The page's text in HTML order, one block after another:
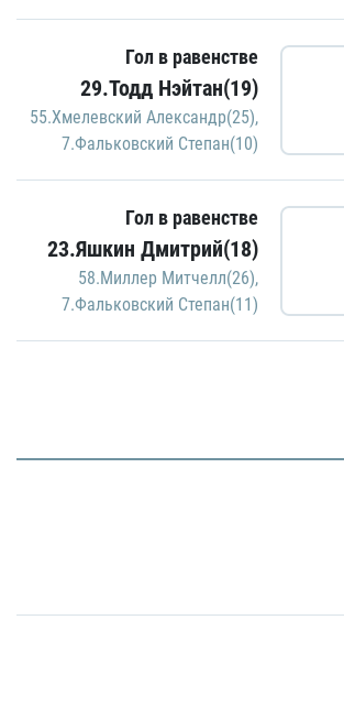
Гол в равенстве
29.Тодд Нэйтан(19)
55.Хмелевский Александр(25),
7.Фальковский Степан(10)
Гол в равенстве
23.Яшкин Дмитрий(18)
58.Миллер Митчелл(26),
7.Фальковский Степан(11)